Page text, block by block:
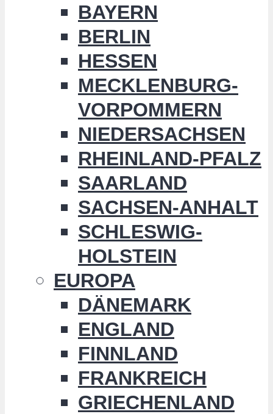
BAYERN
BERLIN
HESSEN
MECKLENBURG-
VORPOMMERN
NIEDERSACHSEN
RHEINLAND-PFALZ
SAARLAND
SACHSEN-ANHALT
SCHLESWIG-
HOLSTEIN
EUROPA
DÄNEMARK
ENGLAND
FINNLAND
FRANKREICH
GRIECHENLAND